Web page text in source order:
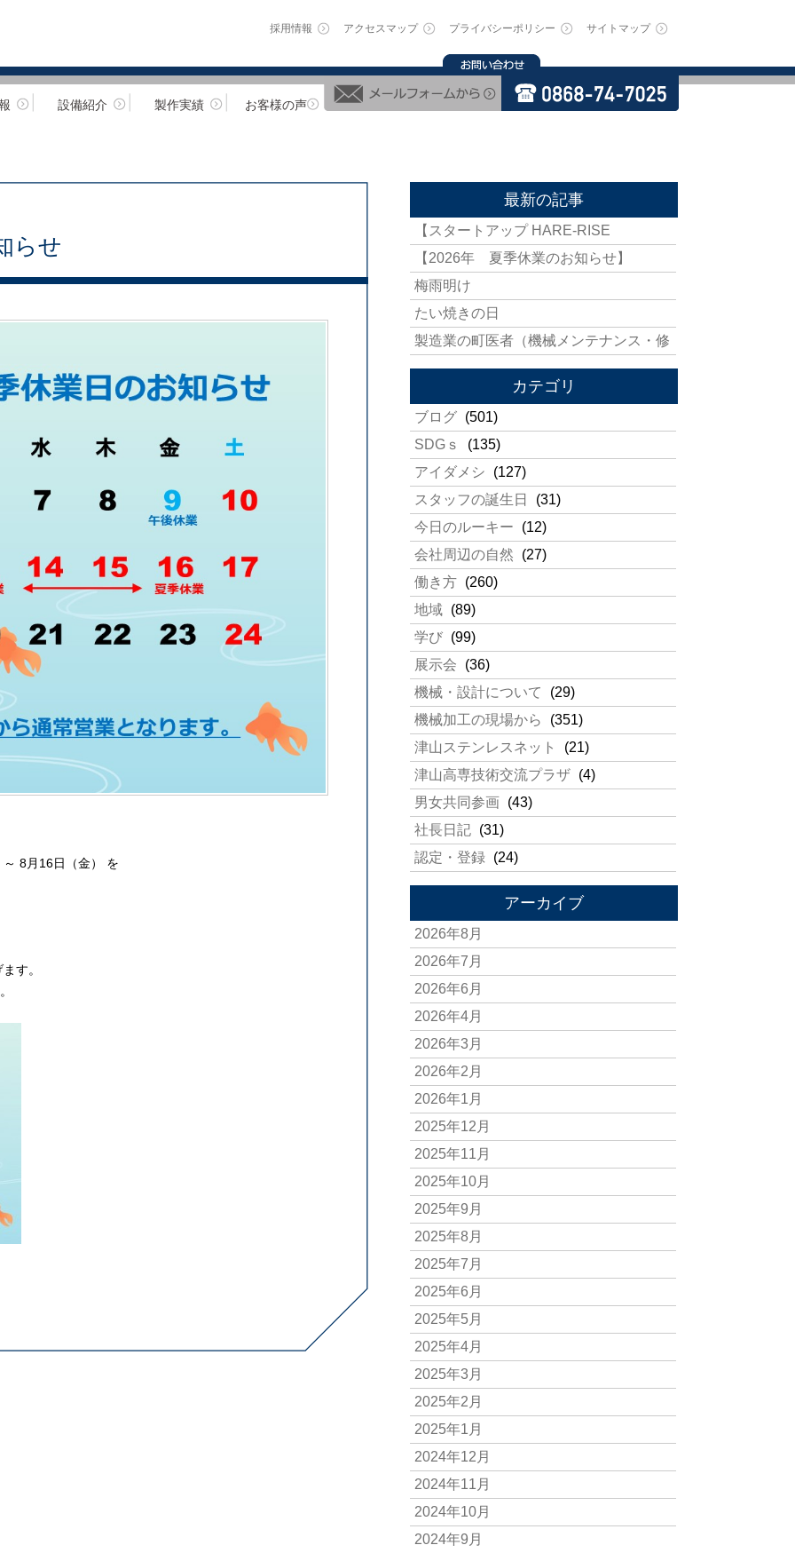
採用情報 アクセスマップ プライバシーポリシー サイトマップ
設備紹介 製作実績 お客様の声
らせ
8月16日（金） を
す。
最新の記事
【スタートアップ HARE-RISE
【2026年 夏季休業のお知らせ】
梅雨明け
たい焼きの日
製造業の町医者（機械メンテナンス・修
カテゴリ
ブログ (501)
SDGｓ
(135)
アイダメシ
(127)
スタッフの誕生日
(31)
今日のルーキー
(12)
会社周辺の自然
(27)
働き方 (260)
地域 (89)
学び (99)
展示会
(36)
機械・設計について
(29)
機械加工の現場から
(351)
津山ステンレスネット
(21)
津山高専技術交流プラザ (4)
男女共同参画 (43)
社長日記 (31)
認定・登録 (24)
アーカイブ
2026年8月
2026年7月
2026年6月
2026年4月
2026年3月
2026年2月
2026年1月
2025年12月
2025年11月
2025年10月
2025年9月
2025年8月
2025年7月
2025年6月
2025年5月
2025年4月
2025年3月
2025年2月
2025年1月
2024年12月
2024年11月
2024年10月
2024年9月